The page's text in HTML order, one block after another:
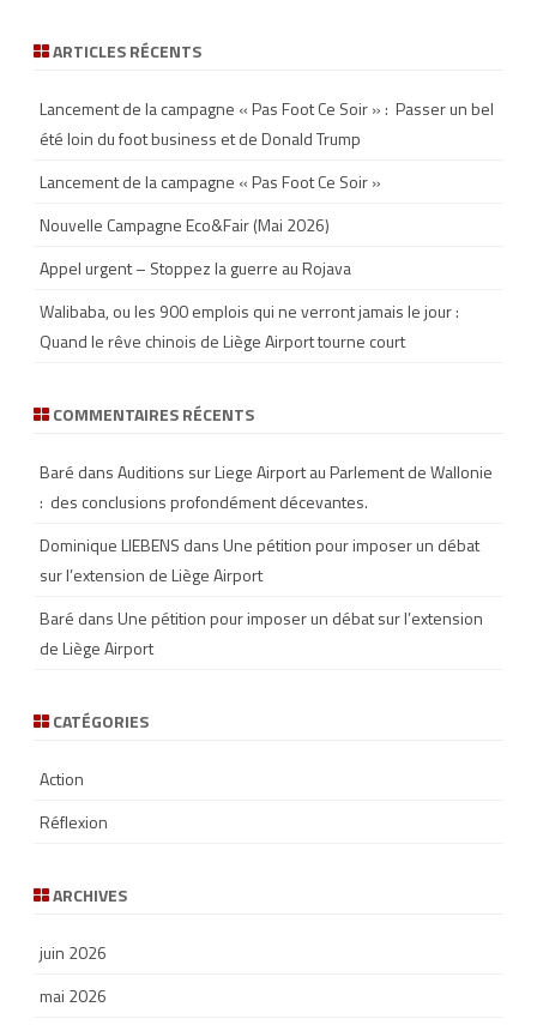
r
h
ARTICLES RÉCENTS
Lancement de la campagne « Pas Foot Ce Soir » : Passer un bel
été loin du foot business et de Donald Trump
Lancement de la campagne « Pas Foot Ce Soir »
Nouvelle Campagne Eco&Fair (Mai 2026)
Appel urgent – Stoppez la guerre au Rojava
Walibaba, ou les 900 emplois qui ne verront jamais le jour :
Quand le rêve chinois de Liège Airport tourne court
COMMENTAIRES RÉCENTS
Baré dansAuditions sur Liege Airport au Parlement de Wallonie
: des conclusions profondément décevantes.
Dominique LIEBENS dansUne pétition pour imposer un débat
sur l’extension de Liège Airport
Baré dansUne pétition pour imposer un débat sur l’extension
de Liège Airport
CATÉGORIES
Action
Réflexion
ARCHIVES
juin 2026
mai 2026